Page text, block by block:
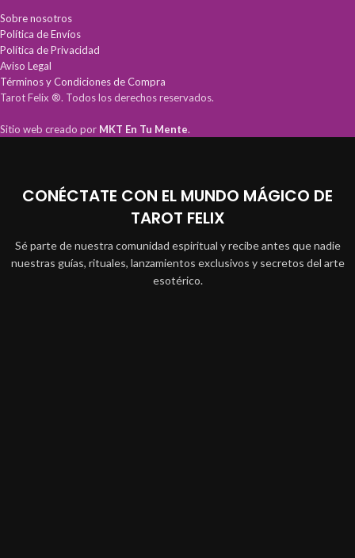
Sobre nosotros
Política de Envíos
Política de Privacidad
Aviso Legal
Términos y Condiciones de Compra
Tarot Felix ®. Todos los derechos reservados.
Sitio web creado por MKT En Tu Mente.
CONÉCTATE CON EL MUNDO MÁGICO DE
TAROT FELIX
Sé parte de nuestra comunidad espiritual y recibe antes que nadie
nuestras guías, rituales, lanzamientos exclusivos y secretos del arte
esotérico.